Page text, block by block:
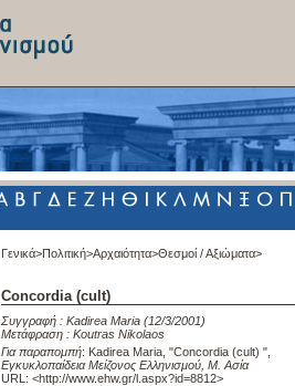
Γενικά>Πολιτική>Αρχαιότητα>Θεσμοί / Αξιώματα>
Concordia (cult)
Συγγραφή : Kadirea Maria (12/3/2001)
Μετάφραση : Koutras Nikolaos
Για παραπομπή: Kadirea Maria, "Concordia (cult) "
Εγκυκλοπαίδεια Μείζονος Ελληνισμού, Μ. Ασία
URL: <http://www.ehw.gr/l.aspx?id=8812>